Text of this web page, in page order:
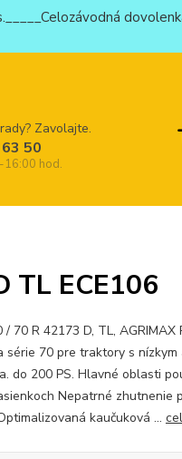
Zavolajte.
50
16:00 hod.
TL ECE106
/ 70 R 42173 D, TL,
série 70 pre traktory s nízkym
do 200 PS. Hlavné oblasti
Nepatrné zhutnenie
kaučuková ...